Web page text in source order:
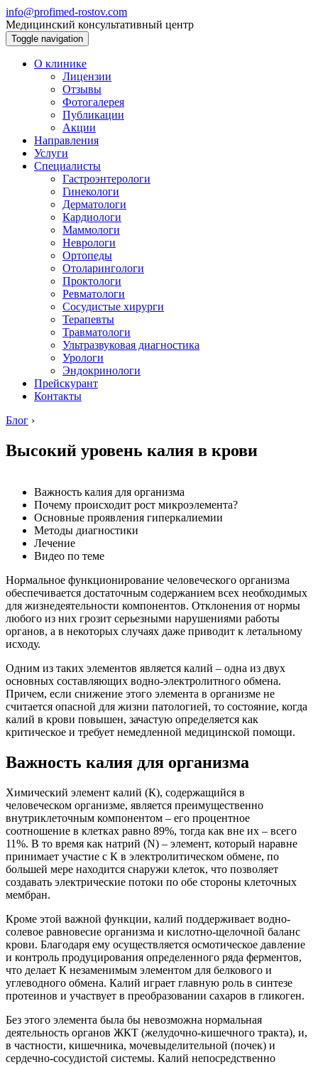
info@profimed-rostov.com
Медицинский консультативный центр
Toggle navigation
О клинике
Лицензии
Отзывы
Фотогалерея
Публикации
Акции
Направления
Услуги
Специалисты
Гастроэнтерологи
Гинекологи
Дерматологи
Кардиологи
Маммологи
Неврологи
Ортопеды
Отоларингологи
Проктологи
Ревматологи
Сосудистые хирурги
Терапевты
Травматологи
Ультразвуковая диагностика
Урологи
Эндокринологи
Прейскурант
Контакты
Блог ›
Высокий уровень калия в крови
Важность калия для организма
Почему происходит рост микроэлемента?
Основные проявления гиперкалиемии
Методы диагностики
Лечение
Видео по теме
Нормальное функционирование человеческого организма
обеспечивается достаточным содержанием всех необходимых
для жизнедеятельности компонентов. Отклонения от нормы
любого из них грозит серьезными нарушениями работы
органов, а в некоторых случаях даже приводит к летальному
исходу.
Одним из таких элементов является калий – одна из двух
основных составляющих водно-электролитного обмена.
Причем, если снижение этого элемента в организме не
считается опасной для жизни патологией, то состояние, когда
калий в крови повышен, зачастую определяется как
критическое и требует немедленной медицинской помощи.
Важность калия для организма
Химический элемент калий (К), содержащийся в
человеческом организме, является преимущественно
внутриклеточным компонентом – его процентное
соотношение в клетках равно 89%, тогда как вне их – всего
11%. В то время как натрий (N) – элемент, который наравне
принимает участие с К в электролитическом обмене, по
большей мере находится снаружи клеток, что позволяет
создавать электрические потоки по обе стороны клеточных
мембран.
Кроме этой важной функции, калий поддерживает водно-
солевое равновесие организма и кислотно-щелочной баланс
крови. Благодаря ему осуществляется осмотическое давление
и контроль продуцирования определенного ряда ферментов,
что делает К незаменимым элементом для белкового и
углеводного обмена. Калий играет главную роль в синтезе
протеинов и участвует в преобразовании сахаров в гликоген.
Без этого элемента была бы невозможна нормальная
деятельность органов ЖКТ (желудочно-кишечного тракта), и,
в частности, кишечника, мочевыделительной (почек) и
сердечно-сосудистой системы. Калий непосредственно